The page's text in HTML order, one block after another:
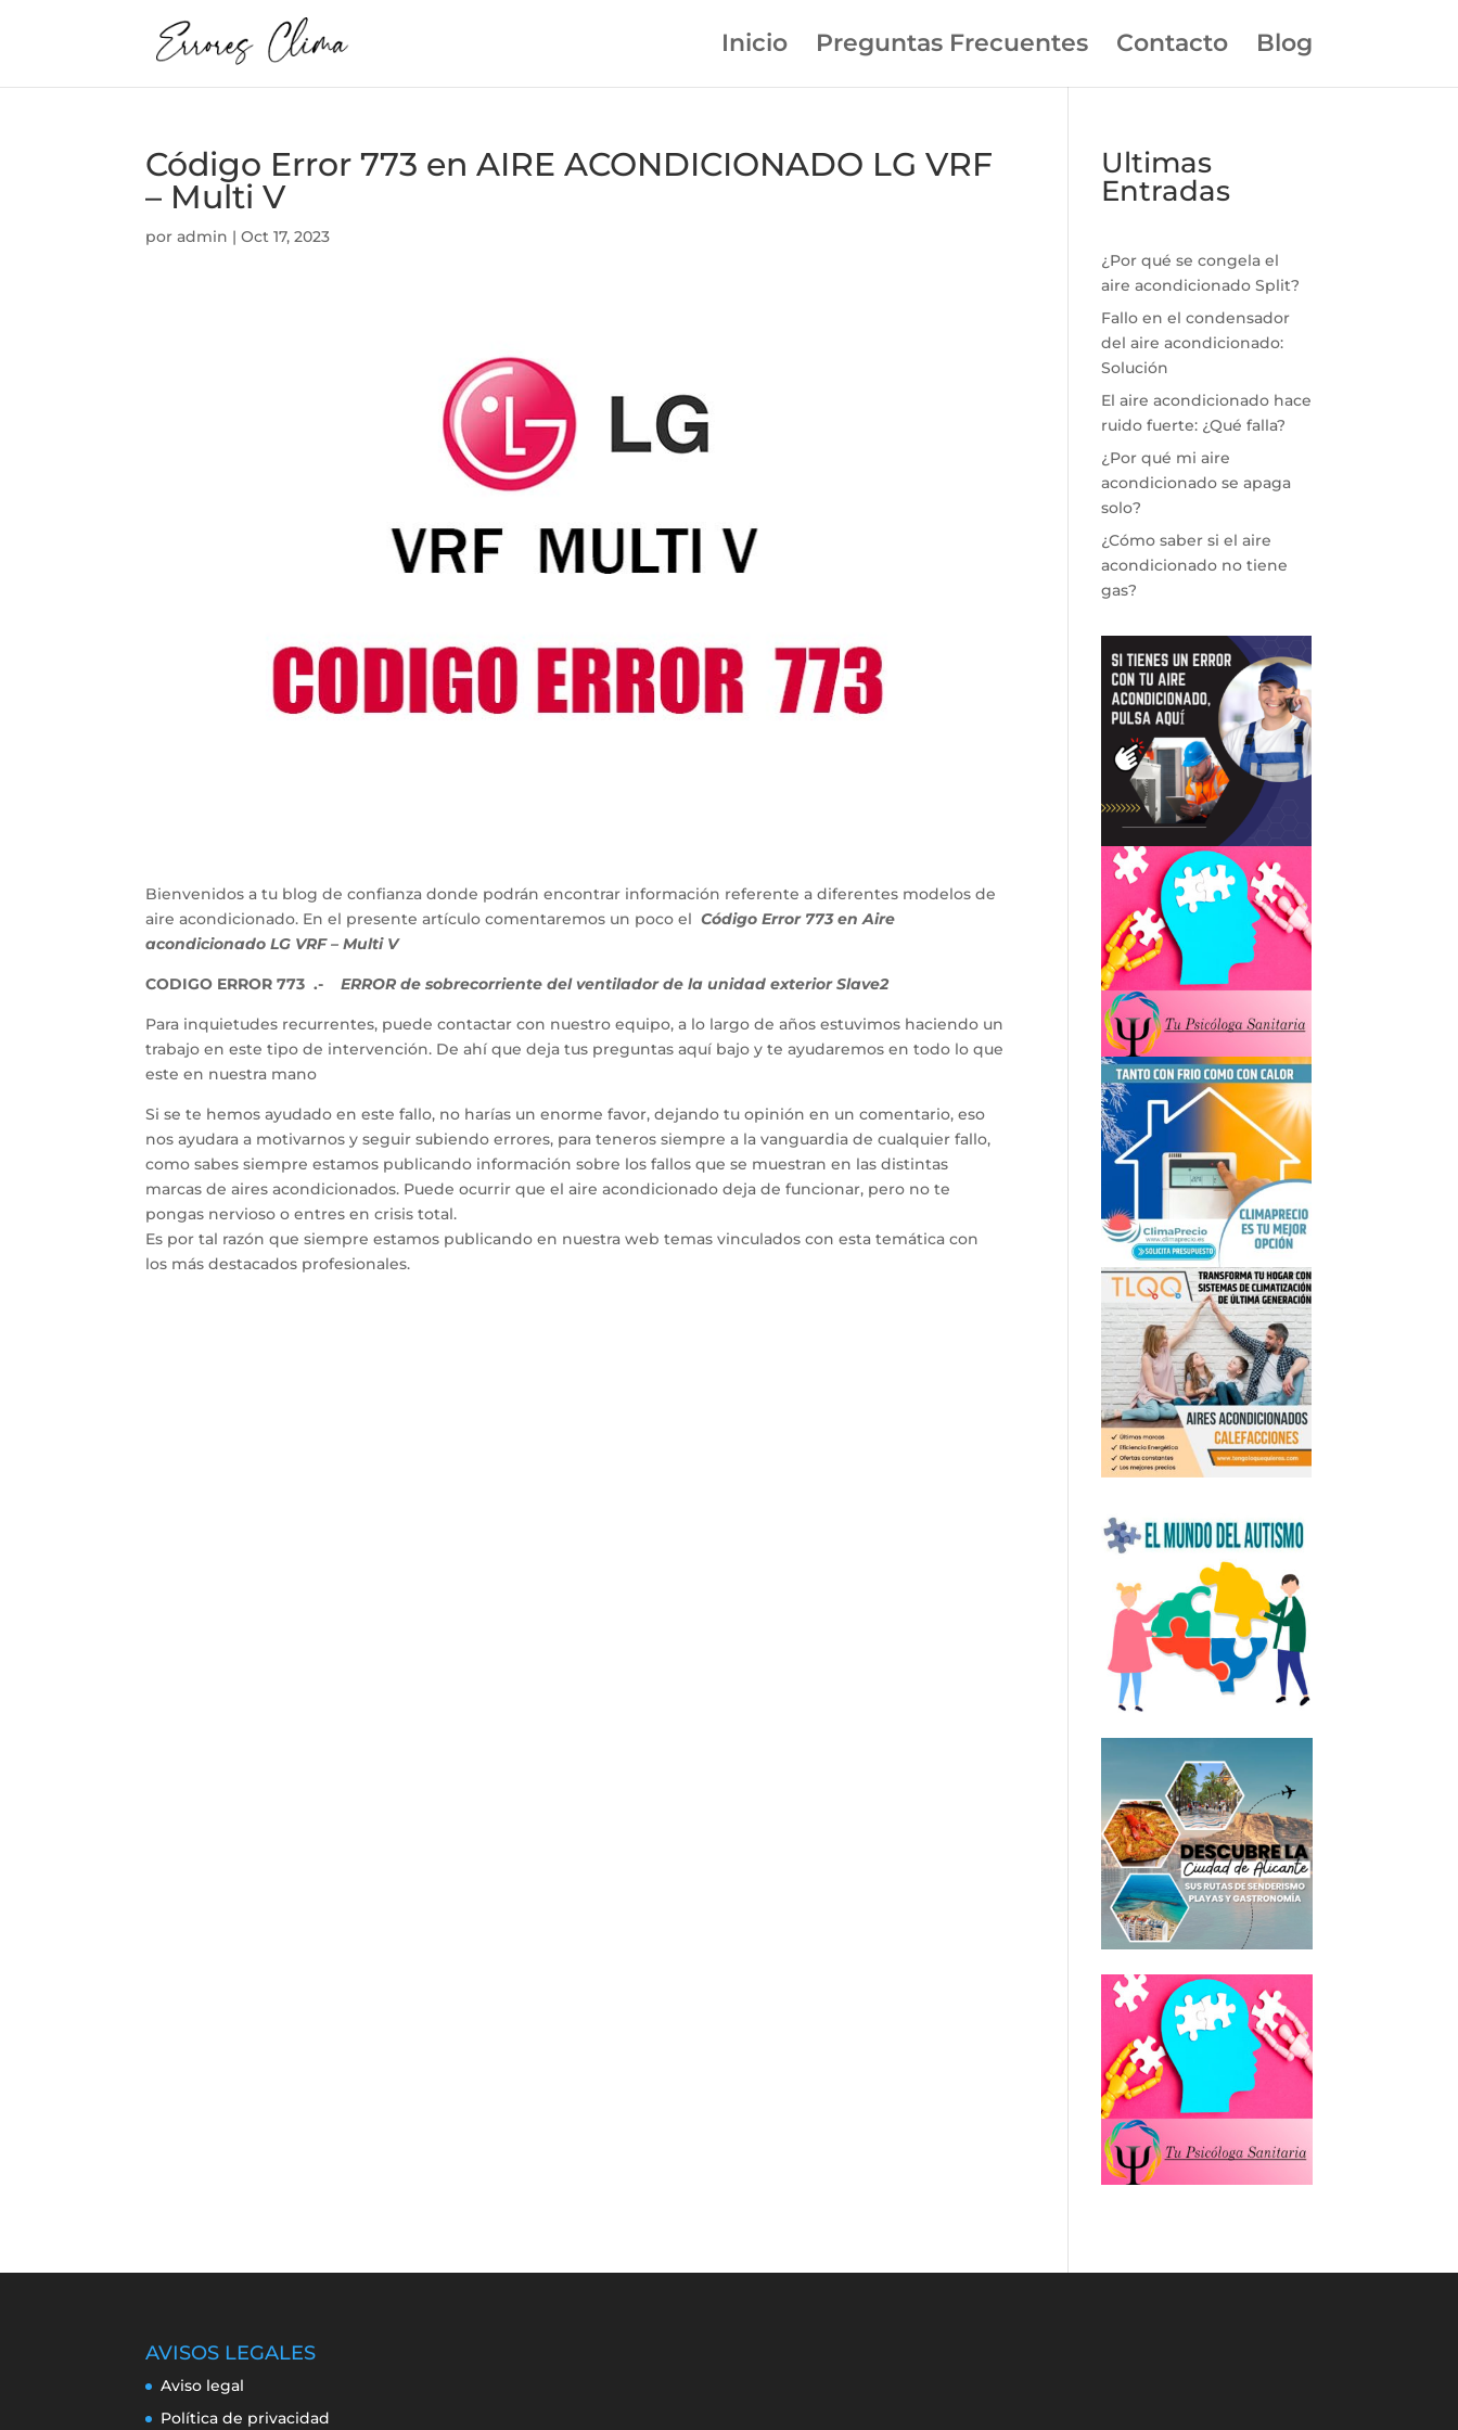
Inicio Preguntas Frecuentes Contacto Blog
Código Error 773 en AIRE ACONDICIONADO LG VRF
– Multi V
poradmin |Oct 17, 2023
Bienvenidos a tu blog de confianza donde podrán encontrar información referente a diferentes modelos de
aire acondicionado. En el presente artículo comentaremos un poco elCódigo Error 773 en Aire
acondicionado LG VRF – Multi V
CODIGO ERROR 773 .- ERROR de sobrecorriente del ventilador de la unidad exterior Slave2
Para inquietudes recurrentes, puede contactar con nuestro equipo, a lo largo de años estuvimos haciendo un
trabajo en este tipo de intervención. De ahí que deja tus preguntas aquí bajo y te ayudaremos en todo lo que
este en nuestra mano
Si se te hemos ayudado en este fallo, no harías un enorme favor, dejando tu opinión en un comentario, eso
nos ayudara a motivarnos y seguir subiendo errores, para teneros siempre a la vanguardia de cualquier fallo,
como sabes siempre estamos publicando información sobre los fallos que se muestran en las distintas
marcas de aires acondicionados. Puede ocurrir que el aire acondicionado deja de funcionar, pero no te
pongas nervioso o entres en crisis total.
Es por tal razón que siempre estamos publicando en nuestra web temas vinculados con esta temática con
los más destacados profesionales.
Ultimas
Entradas
¿Por qué se congela el
aire acondicionado Split?
Fallo en el condensador
del aire acondicionado:
Solución
El aire acondicionado hace
ruido fuerte: ¿Qué falla?
¿Por qué mi aire
acondicionado se apaga
solo?
¿Cómo saber si el aire
acondicionado no tiene
gas?
AVISOS LEGALES
Aviso legal
Política de privacidad